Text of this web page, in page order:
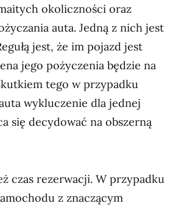
okoliczności oraz
auta. Jedną z nich jest
jest, że im pojazd jest
jego pożyczenia będzie na
tego w przypadku
wykluczenie dla jednej
się decydować na obszerną
czas rezerwacji. W przypadku
z znaczącym